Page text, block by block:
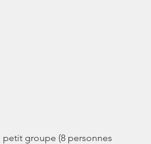
groupe (8 personnes